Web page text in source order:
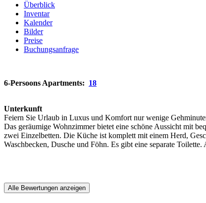
Überblick
Inventar
Kalender
Bilder
Preise
Buchungsanfrage
6-Persoons Apartments: 18
Unterkunft
Feiern Sie Urlaub in Luxus und Komfort nur wenige
Das geräumige Wohnzimmer bietet eine schöne Aussicht mit
zwei Einzelbetten. Die Küche ist komplett mit einem Herd,
Waschbecken, Dusche und Föhn. Es gibt eine separate
Alle Bewertungen anzeigen